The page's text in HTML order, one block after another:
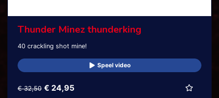
Thunder Minez thunderking
40 crackling shot mine!
Speel video
€ 32,50 € 24,95